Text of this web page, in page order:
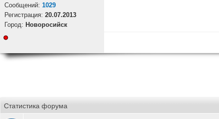
Cообщений: 1029
Регистрация: 20.07.2013
Город: Новоросийск
Статистика форума